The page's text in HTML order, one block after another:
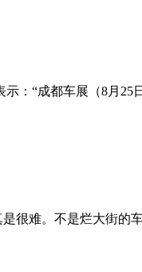
：“成都车展（8月25
很难。不是烂大街的